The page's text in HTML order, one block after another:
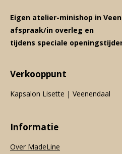
Eigen atelier-minishop in
afspraak/in overleg en
tijdens speciale
Verkooppunt
Kapsalon Lisette | Veenendaal
Informatie
Over MadeLine